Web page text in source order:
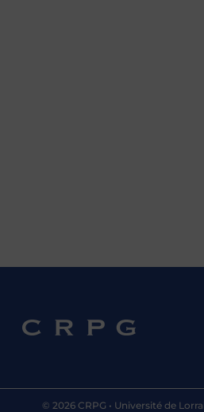
© 2026 CRPG • Université de